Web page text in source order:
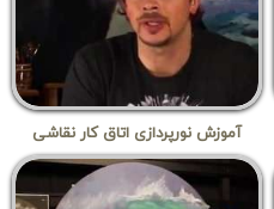
آموزش نورپردازی اتاق کار نقاشی